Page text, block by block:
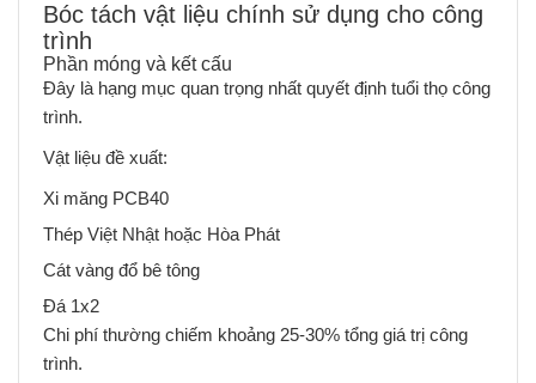
Bóc tách vật liệu chính sử dụng cho công
trình
Phần móng và kết cấu
Đây là hạng mục quan trọng nhất quyết định tuổi thọ công
trình.
Vật liệu đề xuất:
Xi măng PCB40
Thép Việt Nhật hoặc Hòa Phát
Cát vàng đổ bê tông
Đá 1x2
Chi phí thường chiếm khoảng 25-30% tổng giá trị công
trình.